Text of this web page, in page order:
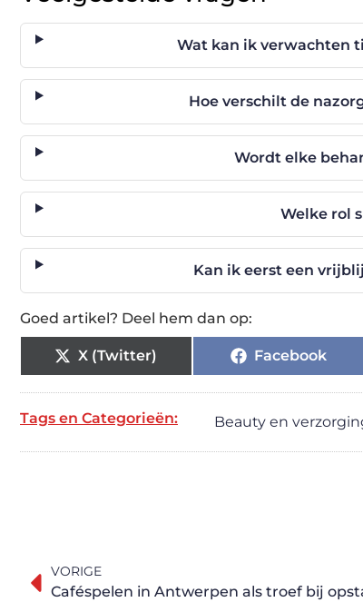
Wat kan ik verwachten
Hoe verschilt de
Wordt elke
Welke rol
Kan ik eerst een
Goed artikel? Deel hem dan op:
X (Twitter) Facebook
Tags en Categorieën: Beauty en
VORIGE
Caféspelen in Antwerpen als troef bij